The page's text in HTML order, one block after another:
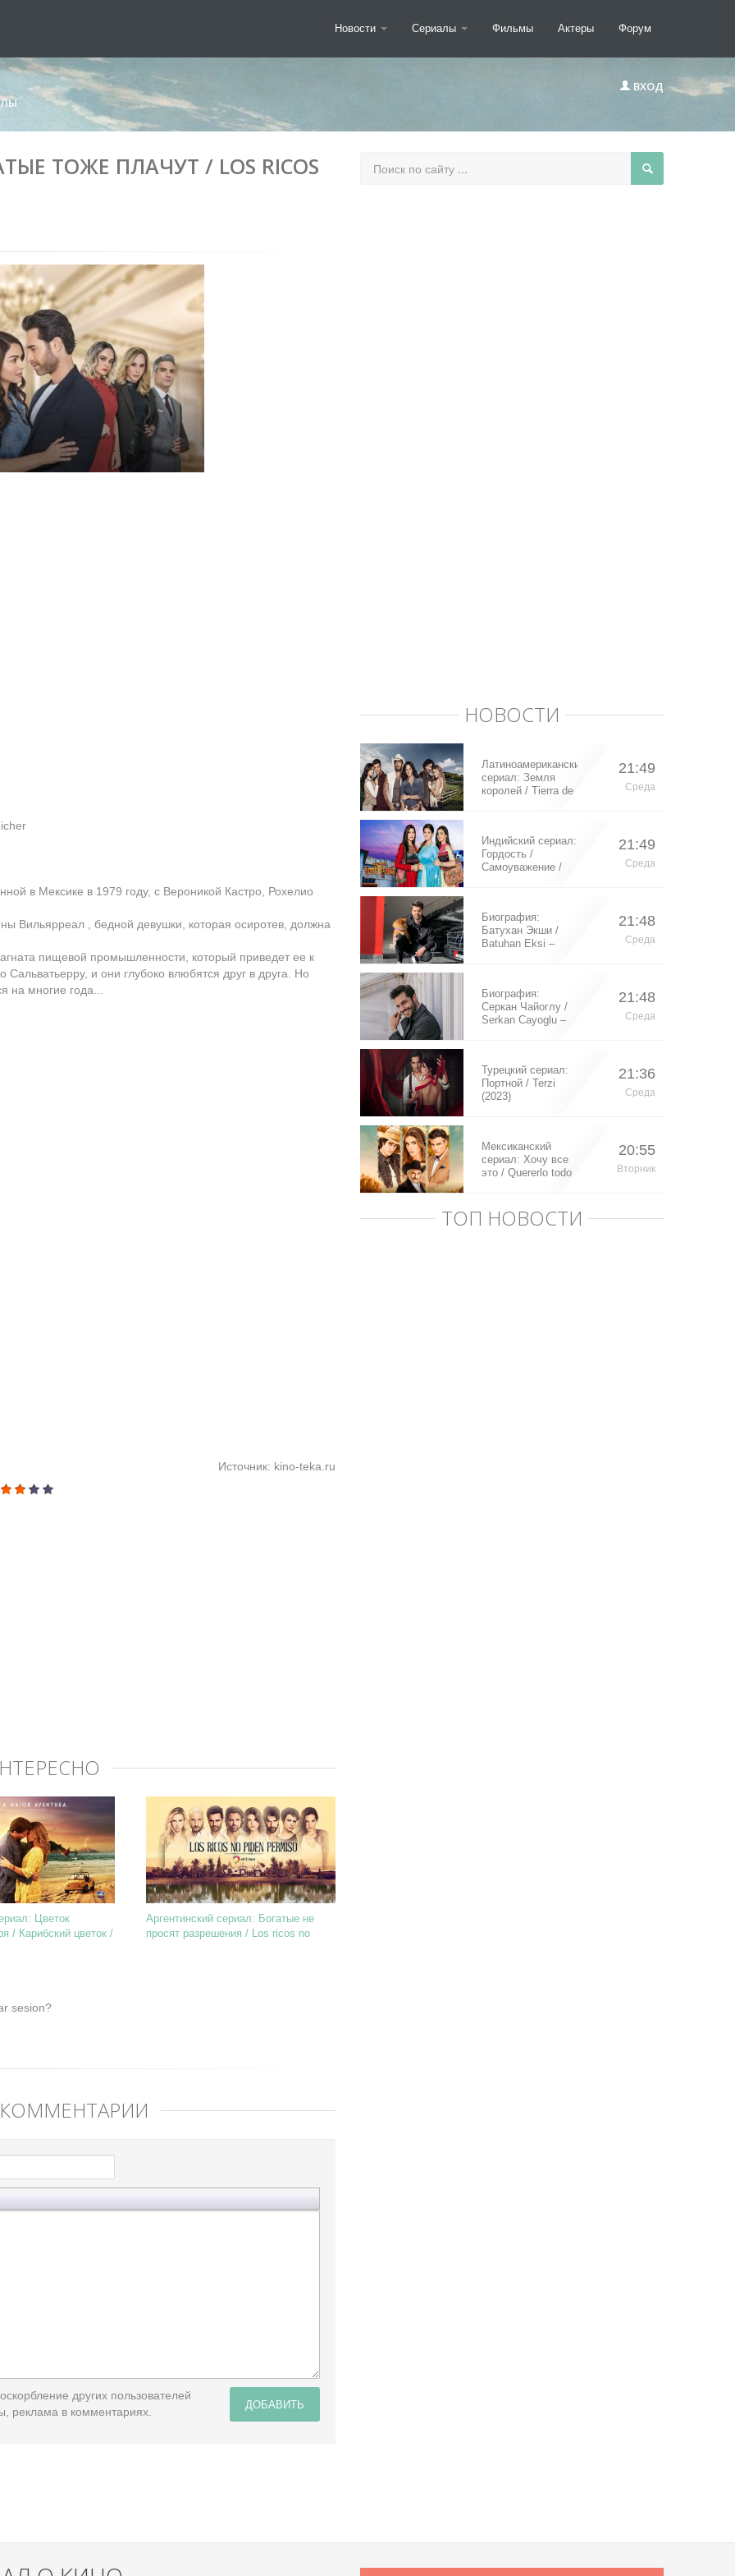
Новости Сериалы Фильмы Актеры Форум
ВХОД
ТОЖЕ ПЛАЧУТ / LOS RICOS
в Мексике в 1979 году, с Вероникой Кастро, Рохелио
Вильярреал , бедной девушки, которая осиротев, должна
пищевой промышленности, который приведет ее к
и они глубоко влюбятся друг в друга. Но
на многие года...
Источник: kino-teka.ru
Цветок
/ Карибский цветок /
Аргентинский сериал: Богатые не
просят разрешения / Los ricos no
sesion?
ДОБАВИТЬ
других пользователей
реклама в комментариях.
НОВОСТИ
Латиноамериканский
сериал: Земля
королей / Tierra de
21:49
Среда
Индийский сериал:
Гордость /
Самоуважение /
21:49
Среда
Биография:
Батухан Экши /
Batuhan Eksi –
21:48
Среда
Биография:
Серкан Чайоглу /
Serkan Cayoglu –
21:48
Среда
Турецкий сериал:
Портной / Terzi
(2023)
21:36
Среда
Мексиканский
сериал: Хочу все
это / Quererlo todo
20:55
Вторник
ТОП НОВОСТИ